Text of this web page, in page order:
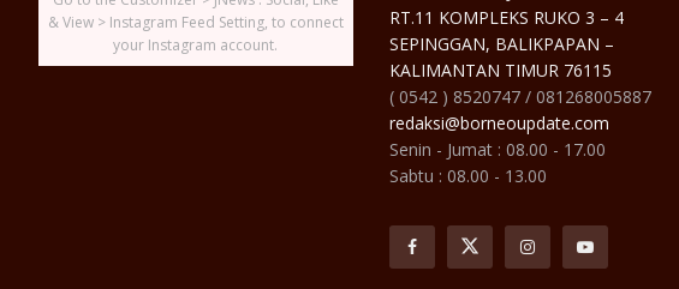
& View > Instagram Feed Setting, to connect
your Instagram account.
RT.11 KOMPLEKS RUKO 3 – 4
SEPINGGAN, BALIKPAPAN –
KALIMANTAN TIMUR 76115
( 0542 ) 8520747 / 081268005887
redaksi@borneoupdate.com
Senin - Jumat : 08.00 - 17.00
Sabtu : 08.00 - 13.00